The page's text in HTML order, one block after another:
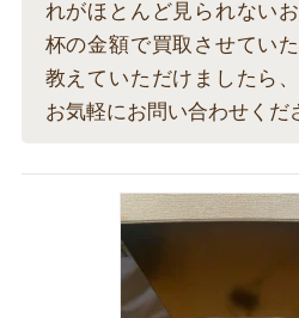
れがほとんど見られない
杯の金額で買取させてい
教えていただけましたら
お気軽にお問い合わせくだ